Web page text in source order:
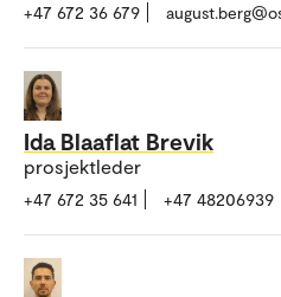
+47 672 36 679
Ida Blaaflat Brevik
prosjektleder
+47 672 35 641 +47 48206939